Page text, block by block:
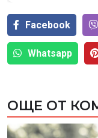
Facebook
Whatsapp
ОЩЕ ОТ